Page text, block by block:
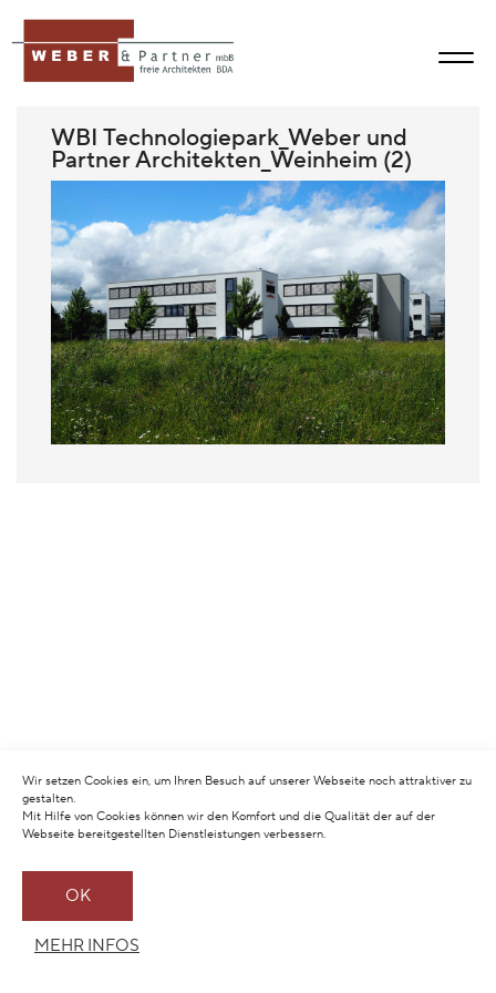
Wir setzen Cookies ein, um Ihren Besuch auf unserer Webseite noch attraktiver zu
gestalten.
Mit Hilfe von Cookies können wir den Komfort und die Qualität der auf der
Webseite bereitgestellten Dienstleistungen verbessern.
OK
MEHR INFOS
WBI Technologiepark_Weber und
Partner Architekten_Weinheim (2)